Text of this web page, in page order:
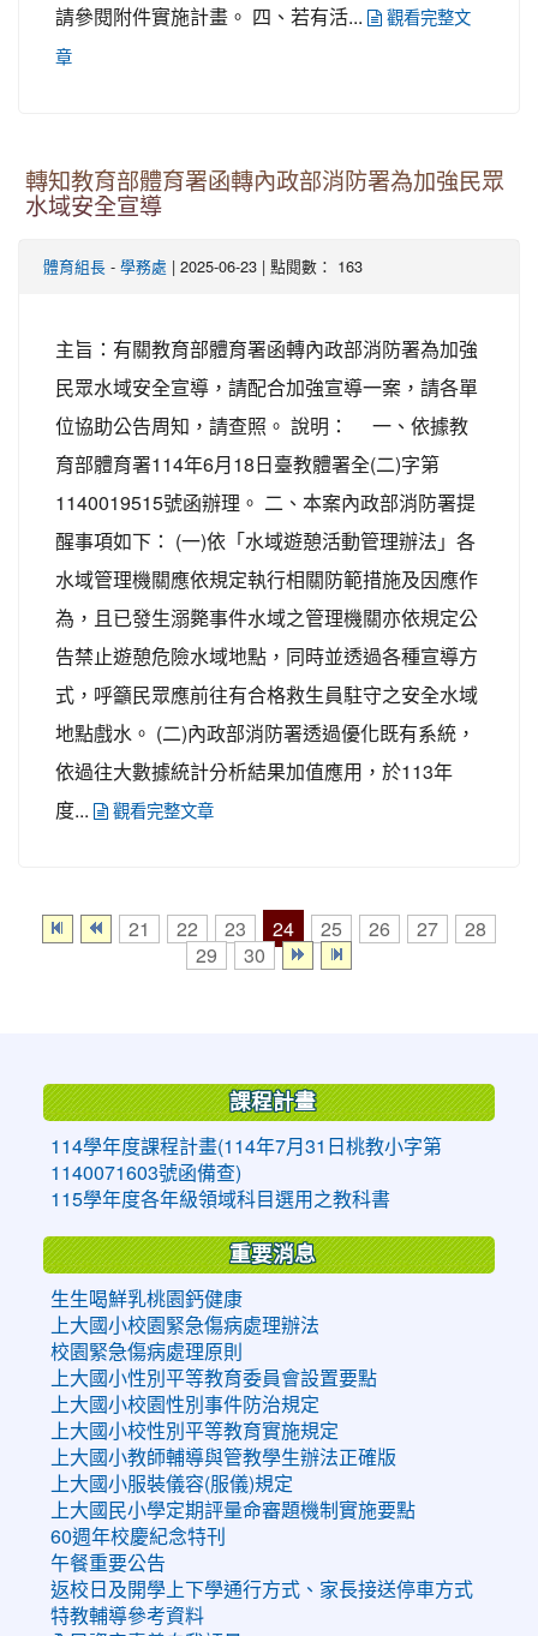
請參閱附件實施計畫。 四、若有活...
觀看完整文
章
轉知教育部體育署函轉內政部消防署為加強民眾
水域安全宣導
體育組長 - 學務處 | 2025-06-23 | 點閱數： 163
主旨：有關教育部體育署函轉內政部消防署為加強
民眾水域安全宣導，請配合加強宣導一案，請各單
位協助公告周知，請查照。 說明： 一、依據教
育部體育署114年6月18日臺教體署全(二)字第
1140019515號函辦理。 二、本案內政部消防署提
醒事項如下： (一)依「水域遊憩活動管理辦法」各
水域管理機關應依規定執行相關防範措施及因應作
為，且已發生溺斃事件水域之管理機關亦依規定公
告禁止遊憩危險水域地點，同時並透過各種宣導方
式，呼籲民眾應前往有合格救生員駐守之安全水域
地點戲水。 (二)內政部消防署透過優化既有系統，
依過往大數據統計分析結果加值應用，於113年
度...
觀看完整文章
21 22 23 24 25 26 27
28
29
30
課程計畫
114學年度課程計畫(114年7月31日桃教小字第
1140071603號函備查)
115學年度各年級領域科目選用之教科書
重要消息
生生喝鮮乳桃園鈣健康
上大國小校園緊急傷病處理辦法
校園緊急傷病處理原則
上大國小性別平等教育委員會設置要點
上大國小校園性別事件防治規定
上大國小校性別平等教育實施規定
上大國小教師輔導與管教學生辦法正確版
上大國小服裝儀容(服儀)規定
上大國民小學定期評量命審題機制實施要點
60週年校慶紀念特刊
午餐重要公告
返校日及開學上下學通行方式、家長接送停車方式
特教輔導參考資料